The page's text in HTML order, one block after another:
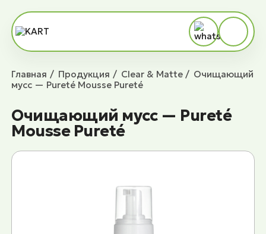
Главная Продукция Сlear & Matte
Очищающий
мусс — Pureté Mousse Pureté
Очищающий мусс — Pureté
Mousse Pureté